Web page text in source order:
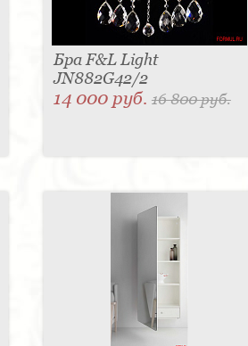
Бра F&L Light
JN882G42/2
14 000 руб. 16 800 руб.